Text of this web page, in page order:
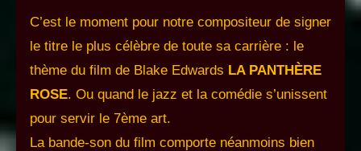
C’est le moment pour notre compositeur de signer
le titre le plus célèbre de toute sa carrière : le
thème du film de Blake Edwards LA PANTHÈRE
ROSE. Ou quand le jazz et la comédie s’unissent
pour servir le 7ème art.
La bande-son du film comporte néanmoins bien